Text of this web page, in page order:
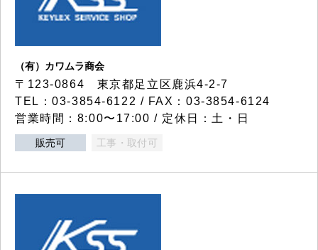
（有）カワムラ商会
〒123-0864 東京都足立区鹿浜4-2-7
TEL：03-3854-6122 / FAX：03-3854-6124
営業時間：8:00〜17:00 / 定休日：土・日
販売可 工事・取付可